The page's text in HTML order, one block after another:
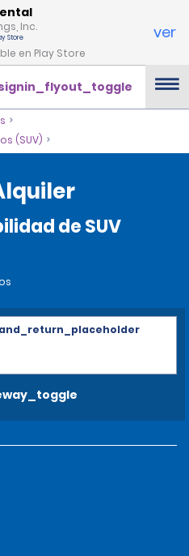
Inc.
en Play Store
ver
(SUV)
de SUV